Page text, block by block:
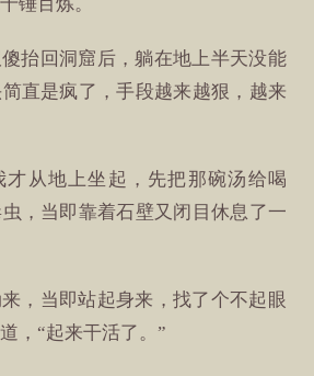
抬回洞窟后，躺在地上半天没能
直是疯了，手段越来越狠，越来
才从地上坐起，先把那碗汤给喝
，当即靠着石壁又闭目休息了一
，当即站起身来，找了个不起眼
，“起来干活了。”